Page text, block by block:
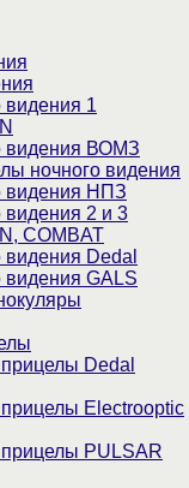
видения 1
видения ВОМЗ
ночного видения
видения НПЗ
видения 2 и 3
COMBAT
Dedal
GALS
Dedal
Electrooptic
PULSAR